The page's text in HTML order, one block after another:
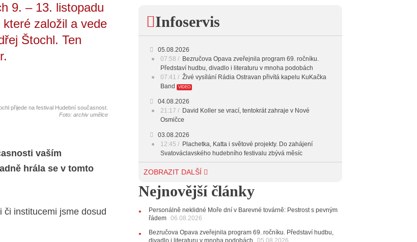
9. – 13. listopadu
založil a vede
Štochl. Ten
přijede na festival Hudební současnost.
Foto: archiv umělce
vaším
hrála se v tomto
institucemi jsme dosud
Infoservis
05.08.2026
07:58
Bezručova Opava zveřejnila program 69. ročníku.
Představí hudbu, divadlo i literaturu v mnoha podobách
07:41
Živé vysílání Rádia Ostravan přivítá kapelu KuKačka
Band
VIDEO
04.08.2026
21:17
David Koller se vrací, tentokrát zahraje v Nové
Osmičce
03.08.2026
12:45
Plachetka, Katta i světové projekty. Do zahájení
Svatováclavského hudebního festivalu zbývá měsíc
29.07.2026
listopadu v klubu Barrák
VIDEO
10:33
Úsměvné historky ze života ostravské kapely Verše:
AUDIO
28.07.2026
15:51
Koncert legendárních Judas Priest se blíží. Zbývá jen
ZOBRAZIT DALŠÍ
Nejnovější články
Personálně neklidné Moře dní v Barevné továrně: Pestrost s pevným
řádem 06.08.2026
Bezručova Opava zveřejnila program 69. ročníku. Představí hudbu,
divadlo i literaturu v mnoha podobách
05.08.2026